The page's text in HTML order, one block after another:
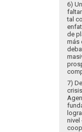
6)
tal
de
más
7)
nivel